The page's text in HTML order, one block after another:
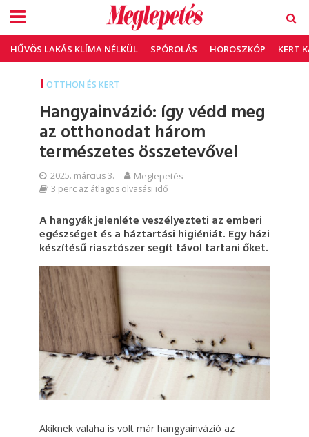
HŰVÖS LAKÁS KLÍMA NÉLKÜL SPÓROLÁS HOROSZKÓP KERT
OTTHON ÉS KERT
Hangyainvázió: így védd meg
az otthonodat három
természetes összetevővel
2025. március 3. Meglepetés
3 perc az átlagos olvasási idő
A hangyák jelenléte veszélyezteti az emberi
egészséget és a háztartási higiéniát. Egy házi
készítésű riasztószer segít távol tartani őket.
Akiknek valaha is volt már hangyainvázió az